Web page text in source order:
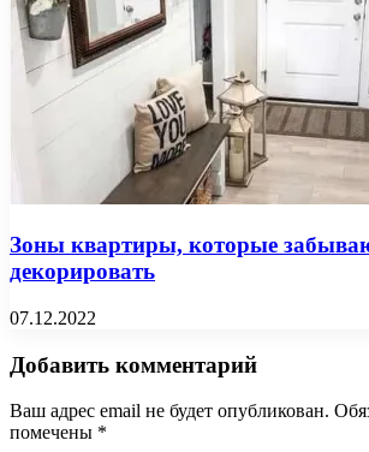
Зоны квартиры, которые
декорировать
07.12.2022
Добавить комментарий
Ваш адрес email не будет опубликован.
помечены *